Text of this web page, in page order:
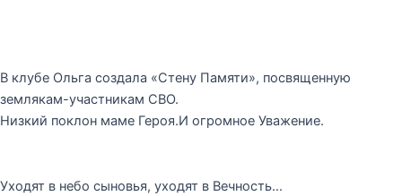
В клубе Ольга создала «Стену Памяти», посвященную
землякам-участникам СВО.
Низкий поклон маме Героя.И огромное Уважение.
Уходят в небо сыновья, уходят в Вечность…